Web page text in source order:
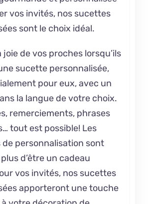
vos invités, nos sucettes
sont le choix idéal.
joie de vos proches lorsqu’ils
sucette personnalisée,
pour eux, avec un
la langue de votre choix.
remerciements, phrases
tout est possible! Les
de personnalisation sont
d’être un cadeau
vos invités, nos sucettes
apporteront une touche